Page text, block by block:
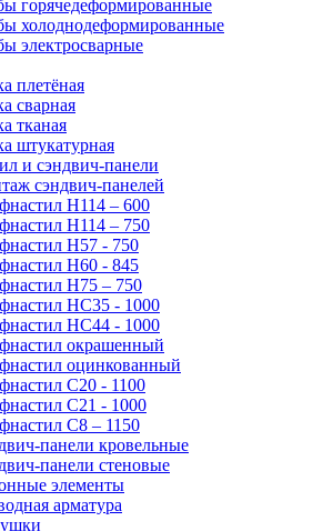
горячедеформированные
холоднодеформированные
электросварные
плетёная
сварная
тканая
штукатурная
и сэндвич-панели
сэндвич-панелей
Н114 – 600
Н114 – 750
Н57 - 750
Н60 - 845
Н75 – 750
НС35 - 1000
НС44 - 1000
окрашенный
оцинкованный
С20 - 1100
С21 - 1000
С8 – 1150
панели кровельные
панели стеновые
элементы
арматура